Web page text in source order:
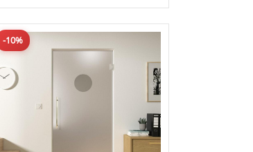
-10%